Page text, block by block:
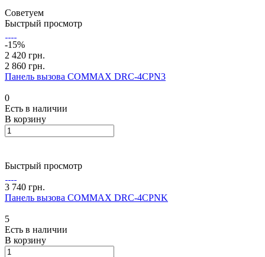
Советуем
Быстрый просмотр
-15%
2 420 грн.
2 860 грн.
Панель вызова COMMAX DRC-4CPN3
0
Есть в наличии
В корзину
Быстрый просмотр
3 740 грн.
Панель вызова COMMAX DRC-4CPNK
5
Есть в наличии
В корзину